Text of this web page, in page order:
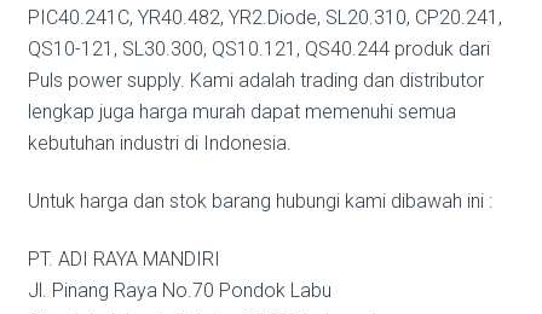
PIC40.241C, YR40.482, YR2.Diode, SL20.310, CP20.241,
QS10-121, SL30.300, QS10.121, QS40.244 produk dari
Puls power supply. Kami adalah trading dan distributor
lengkap juga harga murah dapat memenuhi semua
kebutuhan industri di Indonesia.
Untuk harga dan stok barang hubungi kami dibawah ini :
PT. ADI RAYA MANDIRI
Jl. Pinang Raya No.70 Pondok Labu